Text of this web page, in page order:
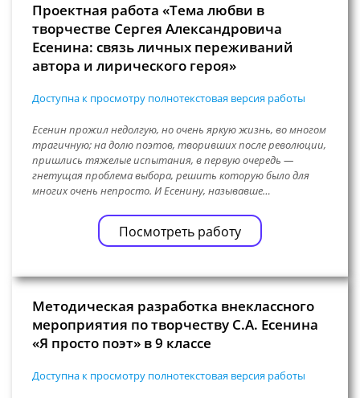
Проектная работа «Тема любви в
творчестве Сергея Александровича
Есенина: связь личных переживаний
автора и лирического героя»
Доступна к просмотру полнотекстовая версия работы
Есенин прожил недолгую, но очень яркую жизнь, во многом
трагичную; на долю поэтов, творивших после революции,
пришлись тяжелые испытания, в первую очередь —
гнетущая проблема выбора, решить которую было для
многих очень непросто. И Есенину, называвше…
Посмотреть работу
Методическая разработка внеклассного
мероприятия по творчеству С.А. Есенина
«Я просто поэт» в 9 классе
Доступна к просмотру полнотекстовая версия работы